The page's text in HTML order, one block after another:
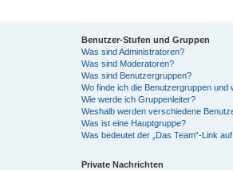
Benutzer-Stufen und Gruppen
Was sind Administratoren?
Was sind Moderatoren?
Was sind Benutzergruppen?
Wo finde ich die Benutzergruppen und
Wie werde ich Gruppenleiter?
Weshalb werden verschiedene
Was ist eine Hauptgruppe?
Was bedeutet der „Das Team“-Link
Private Nachrichten